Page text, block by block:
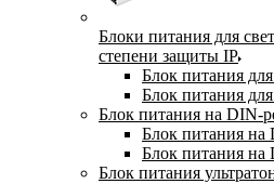
Блоки питания для
степени защиты IP
Блок питания
Блок питания
Блок питания на DIN-
Блок питания на
Блок питания на
Блок питания